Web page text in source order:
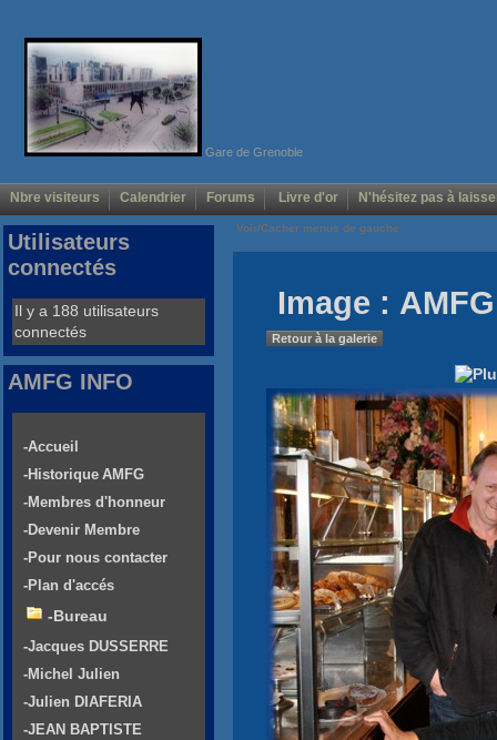
Gare de Grenoble
Nbre visiteurs Calendrier Forums Livre d'or N'hésitez pas à
Voir/Cacher menus de gauche
Image :
Retour à la galerie
Utilisateurs
connectés
Il y a 188 utilisateurs
connectés
AMFG INFO
-Accueil
-Historique AMFG
-Membres d'honneur
-Devenir Membre
-Pour nous contacter
-Plan d'accés
-Bureau
-Jacques DUSSERRE
-Michel Julien
-Julien DIAFERIA
-JEAN BAPTISTE